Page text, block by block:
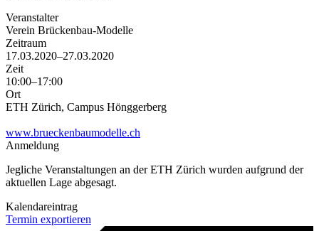
Veranstalter
Verein Brückenbau-Modelle
Zeitraum
17.03.2020–27.03.2020
Zeit
10:00–17:00
Ort
ETH Zürich, Campus Hönggerberg
www.brueckenbaumodelle.ch
Anmeldung
Jegliche Veranstaltungen an der ETH Zürich wurden aufgrund der
aktuellen Lage abgesagt.
Kalendareintrag
Termin exportieren